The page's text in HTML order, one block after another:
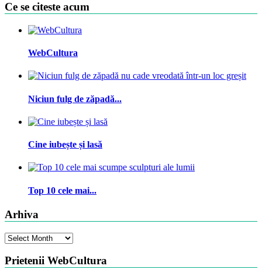
Ce se citeste acum
WebCultura
Niciun fulg de zăpadă...
Cine iubește și lasă
Top 10 cele mai...
Arhiva
Arhiva
Prietenii WebCultura